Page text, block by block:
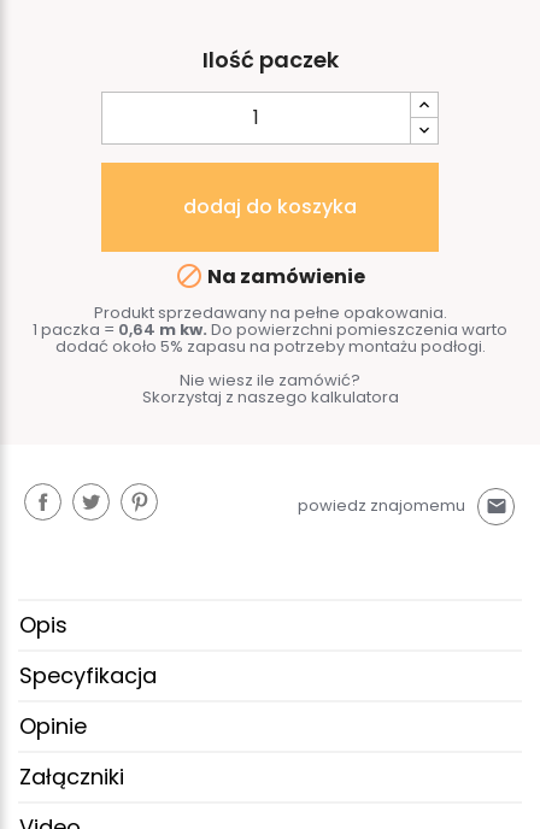
Ilość paczek
dodaj do koszyka
 Na zamówienie
Produkt sprzedawany na pełne opakowania.
1 paczka = 0,64 m kw. Do powierzchni pomieszczenia warto
dodać około 5% zapasu na potrzeby montażu podłogi.
Nie wiesz ile zamówić?
Skorzystaj z naszego kalkulatora
powiedz znajomemu mail
Opis
Specyfikacja
Opinie
Załączniki